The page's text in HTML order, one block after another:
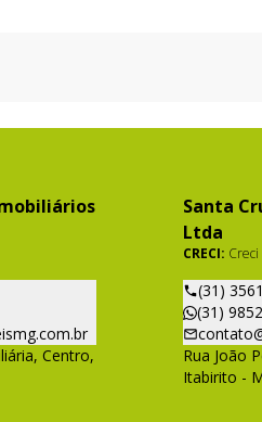
de preço, descrição e
Centro,
Santa
Ltda
CRECI: Creci
(31)
(31)
Rua João
Itabirito -